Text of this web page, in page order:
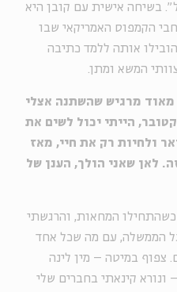
בשיחה אישית עם קובן היא
על ניחוחות של 1939 ברחבי הקמפוס האמריקאי שבו
אותה ללמד כתיבה
המשא ומתן.
מרגיש שהשתנה אצלי
הייתי יכול לשים את
ולחיות רק את חיי, מאז
לאן שאני הולך, הענן של
כשהתחילו המחאות, והרגשתי
הממשלה, עם מה שכל אחד
במיטה – מין לינה
קינאתי בחברים שלי